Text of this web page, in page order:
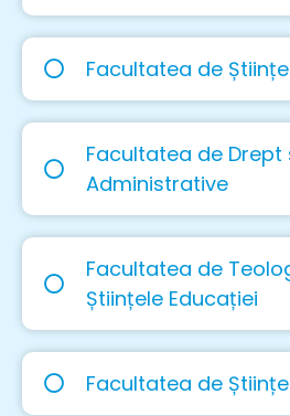
Facultatea de
Facultatea de Drept
Administrative
Facultatea de
Științele Educației
Facultatea de